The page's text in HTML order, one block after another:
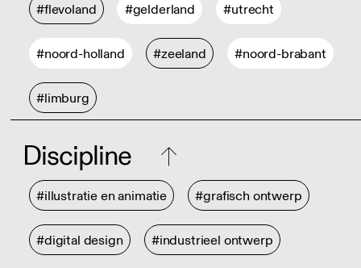
#flevoland #gelderland #utrecht
#noord-holland #zeeland #noord-brabant
#limburg
Discipline
#illustratie en animatie #grafisch ontwerp
#digital design #industrieel ontwerp